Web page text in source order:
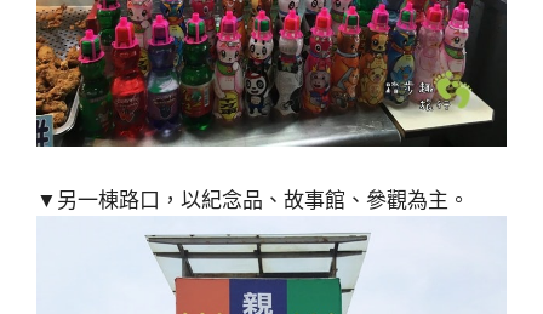
▼另一棟路口，以紀念品、故事館、參觀為主。